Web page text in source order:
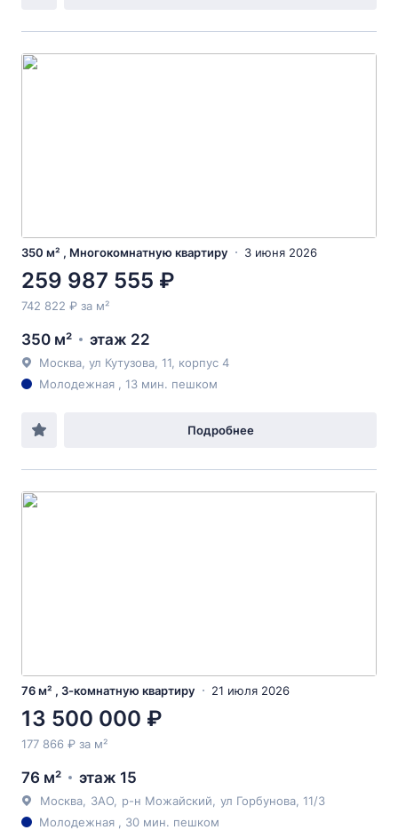
350 м² , Многокомнатную квартиру 3 июня 2026
259 987 555 ₽
742 822 ₽ за м²
350 м² этаж 22
Москва, ул Кутузова, 11, корпус 4
Молодежная , 13 мин. пешком
Подробнее
76 м² , 3-комнатную квартиру 21 июля 2026
13 500 000 ₽
177 866 ₽ за м²
76 м² этаж 15
Москва ЗАО р-н Можайский ул Горбунова , 11/3
Молодежная , 30 мин. пешком